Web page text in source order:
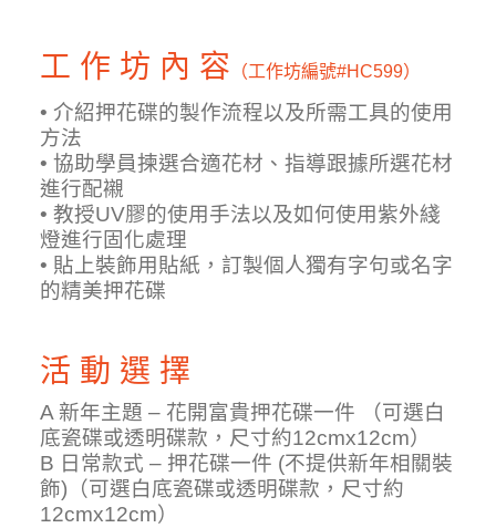
工 作 坊 內 容 （工作坊編號#HC599）
• 介紹押花碟的製作流程以及所需工具的使用
方法
• 協助學員揀選合適花材、指導跟據所選花材
進行配襯
• 教授UV膠的使用手法以及如何使用紫外綫
燈進行固化處理
• 貼上裝飾用貼紙，訂製個人獨有字句或名字
的精美押花碟
活 動 選 擇
A 新年主題 – 花開富貴押花碟一件 （可選白
底瓷碟或透明碟款，尺寸約12cmx12cm）
B 日常款式 – 押花碟一件 (不提供新年相關裝
飾)（可選白底瓷碟或透明碟款，尺寸約
12cmx12cm）